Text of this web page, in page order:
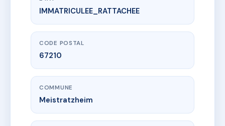
www.vme.plus/AD7119118
Le Clos de l'EHN
44 r basse67210 Meistratzheim
IMMATRICULEE_RATTACHEE
CODE POSTAL
67210
COMMUNE
Meistratzheim